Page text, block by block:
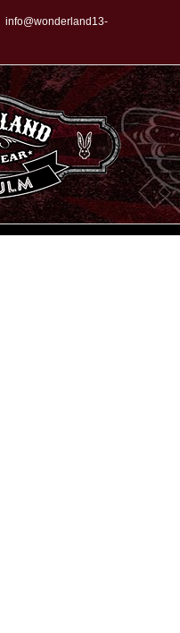
info@wonderland13-